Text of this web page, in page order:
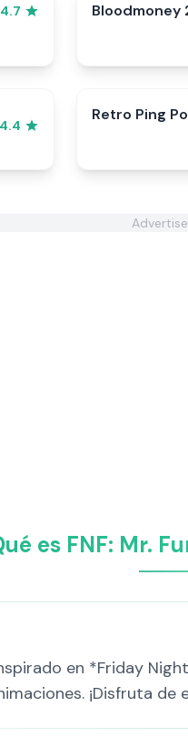
4.7 Bloodmoney
4.4
Retro Ping
es FNF: Mr.
en *Friday
¡Disfruta